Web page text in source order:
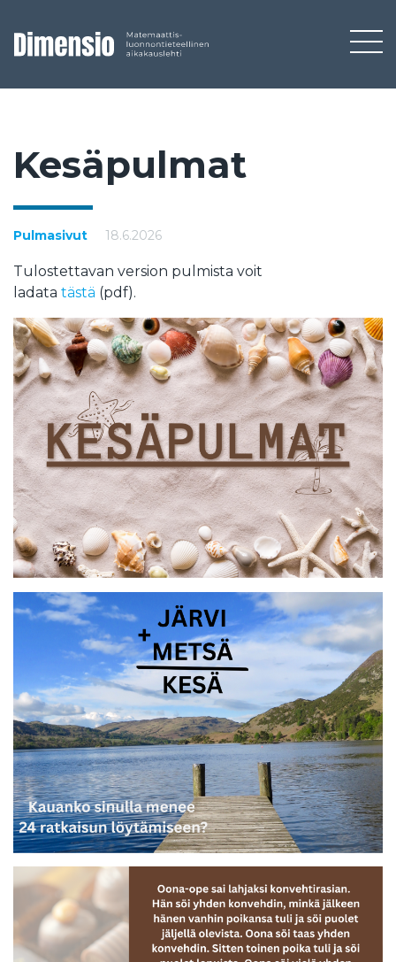
Ke­sä­pul­mat
Pulmasivut 18.6.2026
Tulostettavan version pulmista voit
ladata tästä (pdf).